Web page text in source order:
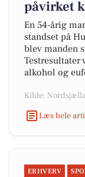
påvirket
En 54-årig
standset på
blev manden
Testresultater
alkohol og
Kilde:
Læs hele
ERHVERV